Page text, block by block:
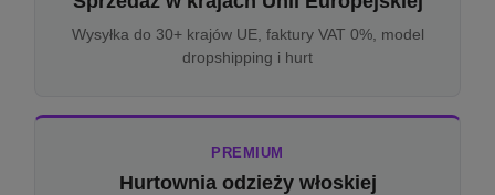
Wysyłka do 30+ krajów UE, faktury VAT 0%, model
dropshipping i hurt
PREMIUM
Hurtownia odzieży włoskiej